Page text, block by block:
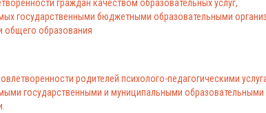
граждан качеством образовательных услуг,
государственными бюджетными образовательными
общего образования
родителей психолого-педагогическими
государственными и муниципальными образовательными